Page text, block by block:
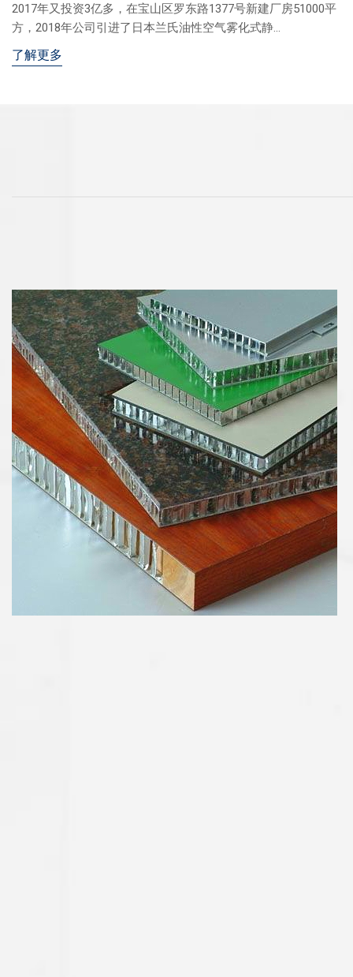
2017年又投资3亿多，在宝山区罗东路1377号新建厂房51000平
方，2018年公司引进了日本兰氏油性空气雾化式静...
了解更多